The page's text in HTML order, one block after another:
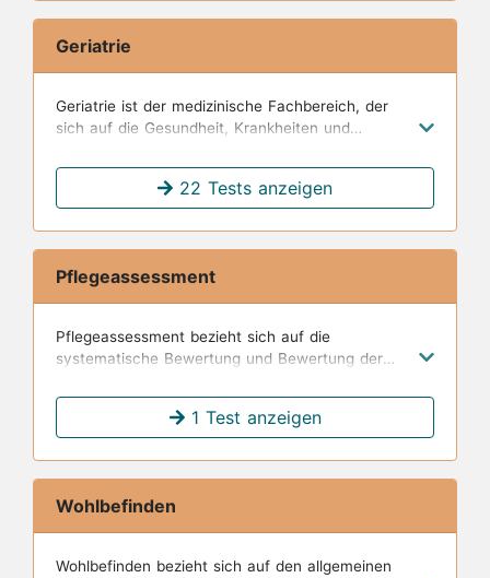
Geriatrie
Geriatrie ist der medizinische Fachbereich, der
sich auf die Gesundheit, Krankheiten und
konzentriert.
22 Tests anzeigen
Pflegeassessment
Pflegeassessment bezieht sich auf die
systematische Bewertung und Bewertung der
körperlicher, psychischer und sozialer Aspekte, um
angemessene Pflegemaßnahmen zu planen und
1 Test anzeigen
Wohlbefinden
Wohlbefinden bezieht sich auf den allgemeinen